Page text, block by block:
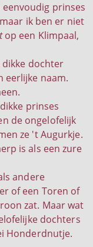
prinses
ik ben er niet
op een Klimpaal,
dochter
eerlijke naam.
prinses
de ongelofelijk
ze 't Augurkje.
is als een zure
andere
of een Toren of
zat. Maar wat
dochters
Honderdnutje.